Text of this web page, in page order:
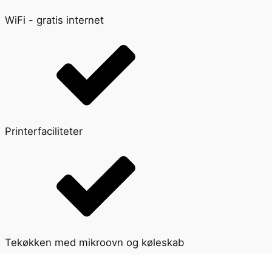
WiFi - gratis internet
Printerfaciliteter
Tekøkken med mikroovn og køleskab